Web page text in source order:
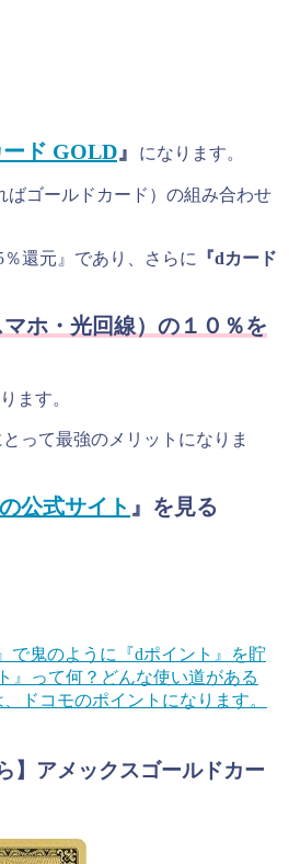
ド GOLD』 になります。
ばゴールドカード）の組み合わせ
還元』であり、さらに
『dカード
マホ・光回線）の１０％を
ます。
って最強のメリットになりま
の公式サイト 』を見る
で鬼のように『dポイント』を貯
』って何？どんな使い道がある
ドコモのポイントになります。
】アメックスゴールドカー